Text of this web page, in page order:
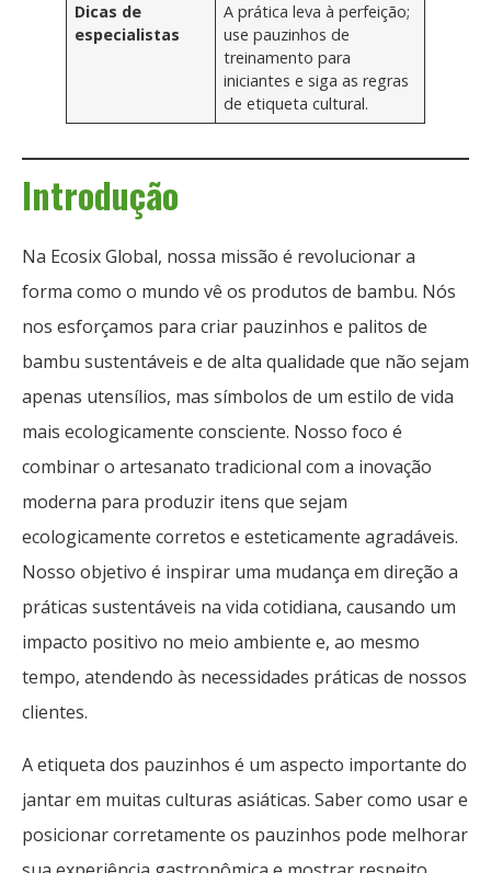
Dicas de
especialistas
A prática leva à perfeição;
use pauzinhos de
treinamento para
iniciantes e siga as regras
de etiqueta cultural.
Introdução
Na Ecosix Global, nossa missão é revolucionar a
forma como o mundo vê os produtos de bambu. Nós
nos esforçamos para criar pauzinhos e palitos de
bambu sustentáveis ​​e de alta qualidade que não sejam
apenas utensílios, mas símbolos de um estilo de vida
mais ecologicamente consciente. Nosso foco é
combinar o artesanato tradicional com a inovação
moderna para produzir itens que sejam
ecologicamente corretos e esteticamente agradáveis.
Nosso objetivo é inspirar uma mudança em direção a
práticas sustentáveis ​​na vida cotidiana, causando um
impacto positivo no meio ambiente e, ao mesmo
tempo, atendendo às necessidades práticas de nossos
clientes.
A etiqueta dos pauzinhos é um aspecto importante do
jantar em muitas culturas asiáticas. Saber como usar e
posicionar corretamente os pauzinhos pode melhorar